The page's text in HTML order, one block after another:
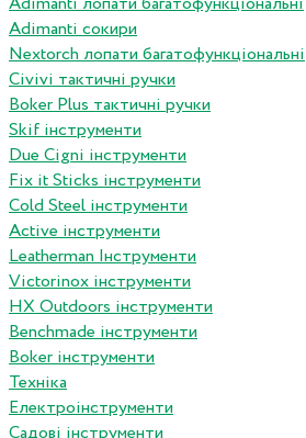
Adimanti сокири
Nextorch лопати багатофункціональні
Сivivi тактичні ручки
Boker Plus тактичні ручки
Skif інструменти
Due Cigni інструменти
Fix it Sticks інструменти
Сold Steel інструменти
Active інструменти
Leatherman Інструменти
Victorinox інструменти
HX Outdoors інструменти
Benchmade інструменти
Boker інструменти
Техніка
Електроінструменти